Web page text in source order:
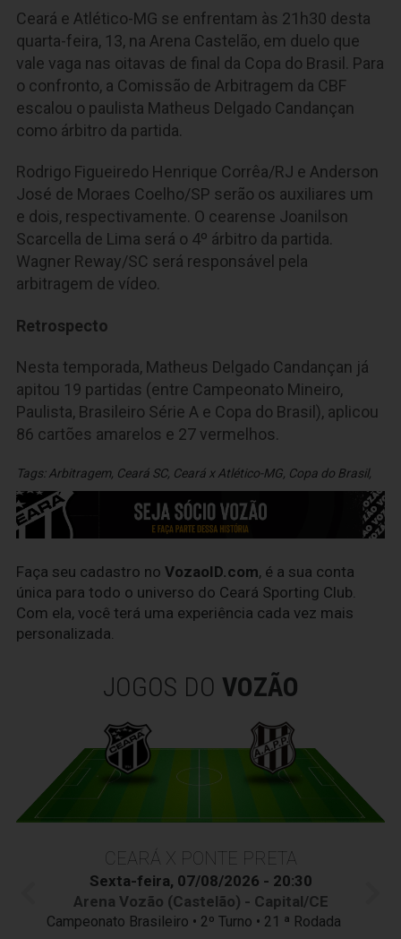
Ceará e Atlético-MG se enfrentam às 21h30 desta
quarta-feira, 13, na Arena Castelão, em duelo que
vale vaga nas oitavas de final da Copa do Brasil. Para
o confronto, a Comissão de Arbitragem da CBF
escalou o paulista Matheus Delgado Candançan
como árbitro da partida.
Rodrigo Figueiredo Henrique Corrêa/RJ e Anderson
José de Moraes Coelho/SP serão os auxiliares um
e dois, respectivamente. O cearense Joanilson
Scarcella de Lima será o 4º árbitro da partida.
Wagner Reway/SC será responsável pela
arbitragem de vídeo.
Retrospecto
Nesta temporada, Matheus Delgado Candançan já
apitou 19 partidas (entre Campeonato Mineiro,
Paulista, Brasileiro Série A e Copa do Brasil), aplicou
86 cartões amarelos e 27 vermelhos.
Tags:Arbitragem, Ceará SC, Ceará x Atlético-MG Copa do Brasil,
Faça seu cadastro no VozaoID.com, é a sua conta
única para todo o universo do Ceará Sporting Club.
Com ela, você terá uma experiência cada vez mais
personalizada.
JOGOS DO VOZÃO
CEARÁ X PONTE PRETA
Sexta-feira, 07/08/2026 - 20:30
Arena Vozão (Castelão) - Capital/CE
Campeonato Brasileiro • 2º Turno • 21 ª Rodada